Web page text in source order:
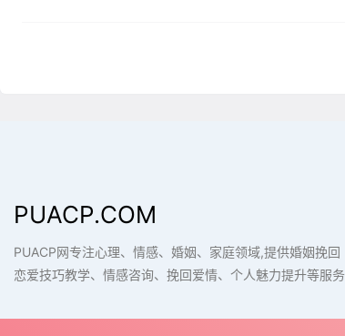
PUACP.COM
PUACP网专注心理、情感、婚姻、家庭领域,提供婚姻挽回
恋爱技巧教学、情感咨询、挽回爱情、个人魅力提升等服务